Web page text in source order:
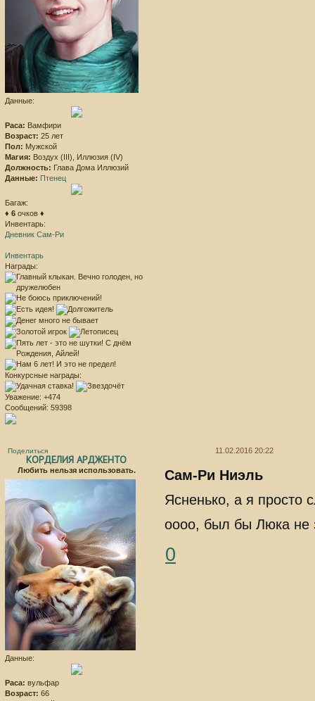
Данные:
Раса: Вамфири
Возраст: 25 лет
Пол: Мужской
Магия: Воздух (III), Иллюзия (IV)
Должность: Глава Дома Иллюзий
Данные: Птенец
Багаж:
♦ 6 очков ♦
Инвентарь:
Дневник Сам-Ри
Инвентарь
Награды:
Конкурсные награды:
Уважение: +474
Сообщений: 59398
Поделиться 11.02.2016 20:22
КОРДЕЛИЯ АРДЖЕНТО
Любить нельзя использовать.
Данные:
Раса: вульфар
Возраст: 66
Сам-Ри Ниэль
Ясненько, а я просто
оооо, был бы Люка не
0